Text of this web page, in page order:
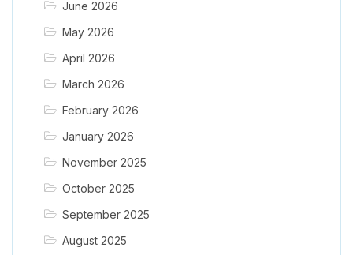
June 2026
May 2026
April 2026
March 2026
February 2026
January 2026
November 2025
October 2025
September 2025
August 2025